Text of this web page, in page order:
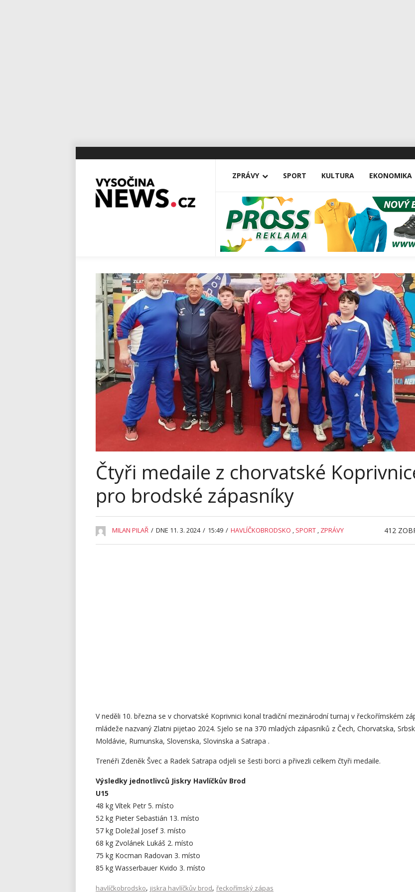
ZPRÁVY SPORT KULTURA EKONOMIKA
Čtyři medaile z chorvatské
pro brodské zápasníky
MILAN PILAŘ / DNE 11. 3. 2024 / 15:49 / HAVLÍČKOBRODSKO , SPORT , ZPRÁVY 412
V neděli 10. března se v chorvatské Koprivnici konal tradiční mezinárodní turnaj v řeckořímském
mládeže nazvaný Zlatni pijetao 2024. Sjelo se na 370 mladých zápasníků z Čech, Chorvatska,
Moldávie, Rumunska, Slovenska, Slovinska a Satrapa .
Trenéři Zdeněk Švec a Radek Satrapa odjeli se šesti borci a přivezli celkem čtyři medaile.
Výsledky jednotlivců Jiskry Havlíčkův Brod
U15
48 kg Vítek Petr 5. místo
52 kg Pieter Sebastián 13. místo
57 kg Doležal Josef 3. místo
68 kg Zvolánek Lukáš 2. místo
75 kg Kocman Radovan 3. místo
85 kg Wasserbauer Kvido 3. místo
havlíčkobrodsko, jiskra havlíčkův brod, řeckořímský zápas